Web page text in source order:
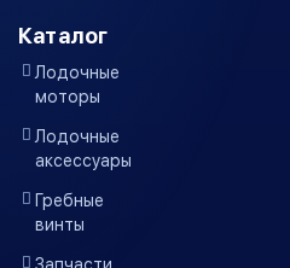
Каталог
Лодочные
моторы
Лодочные
аксессуары
Гребные
винты